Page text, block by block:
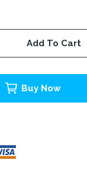
Add To Cart
Buy Now